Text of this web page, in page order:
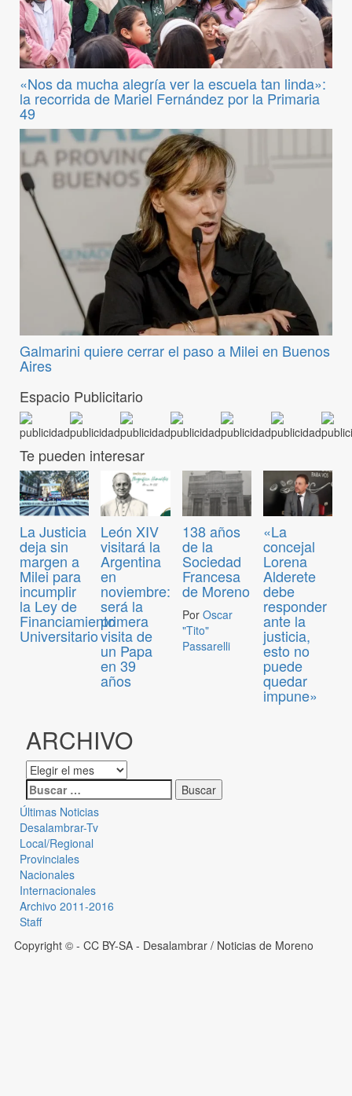
«Nos da mucha alegría ver la escuela tan linda»:
la recorrida de Mariel Fernández por la Primaria
49
Galmarini quiere cerrar el paso a Milei en Buenos
Aires
Espacio Publicitario
Te pueden interesar
La Justicia
deja sin
margen a
Milei para
incumplir
la Ley de
Financiamiento
Universitario
León XIV
visitará la
Argentina
en
noviembre:
será la
primera
visita de
un Papa
en 39
años
138 años
de la
Sociedad
Francesa
de Moreno
Por Oscar
"Tito"
Passarelli
«La
concejal
Lorena
Alderete
debe
responder
ante la
justicia,
esto no
puede
quedar
impune»
ARCHIVO
Últimas Noticias
Desalambrar-Tv
Local/Regional
Provinciales
Nacionales
Internacionales
Archivo 2011-2016
Staff
Copyright © - CC BY-SA - Desalambrar / Noticias de Moreno